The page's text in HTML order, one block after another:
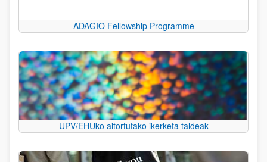
ADAGIO Fellowship Programme
UPV/EHUko aitortutako ikerketa taldeak